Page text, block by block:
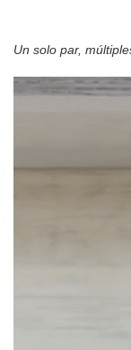
Un solo par,